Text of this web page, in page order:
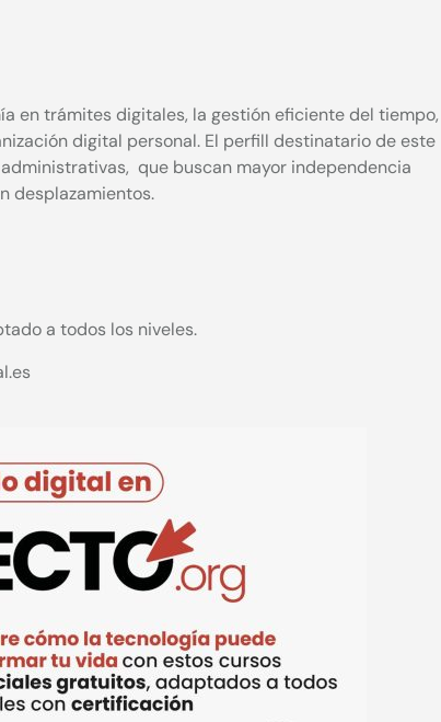
en trámites digitales, la gestión eficiente del tiempo,
digital personal. El perfill destinatario de este
que buscan mayor independencia
desplazamientos.
a todos los niveles.